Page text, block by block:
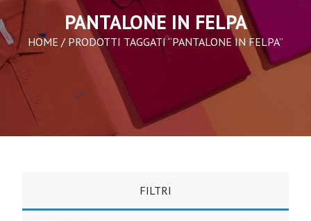
PANTALONE IN FELPA
HOME / PRODOTTI TAGGATI “PANTALONE IN FELPA”
FILTRI